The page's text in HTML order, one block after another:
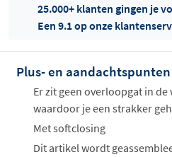
Offertes
25.000+ klanten gingen je
Een 9.1 op onze
Plus- en aandachtspunten
Er zit geen overloopgat in
waardoor je een strakker
Met softclosing
Dit artikel wordt